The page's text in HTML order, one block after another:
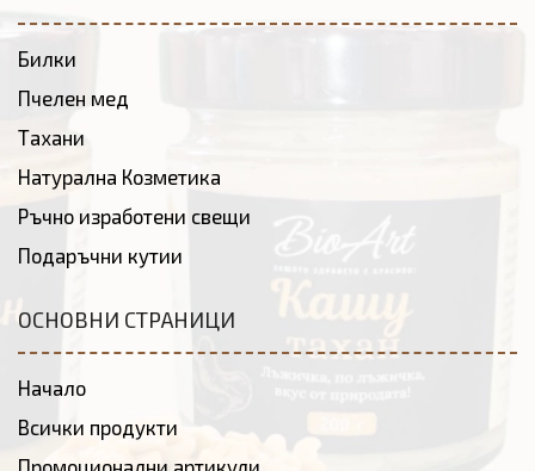
Билки
Пчелен мед
Тахани
Натурална Козметика
Ръчно изработени свещи
Подаръчни кутии
ОСНОВНИ СТРАНИЦИ
Начало
Всички продукти